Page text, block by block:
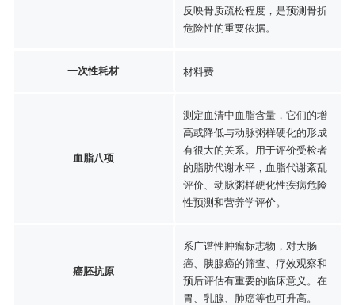
反映骨质疏松程度，是预测骨折
危险性的重要依据。
一次性耗材 材料费
血脂八项
测定血清中血脂含量，它们的增
高或降低与动脉粥样硬化的形成
有很大的关系。用于评价受检者
的脂肪代谢水平，血脂代谢紊乱
评价、动脉粥样硬化性疾病危险
性预测和营养学评价。
癌胚抗原
系广谱性肿瘤标志物，对大肠
癌、胰腺癌的筛查、疗效观察和
预后评估有重要的临床意义。在
胃、乳腺、肺癌等也可升高。